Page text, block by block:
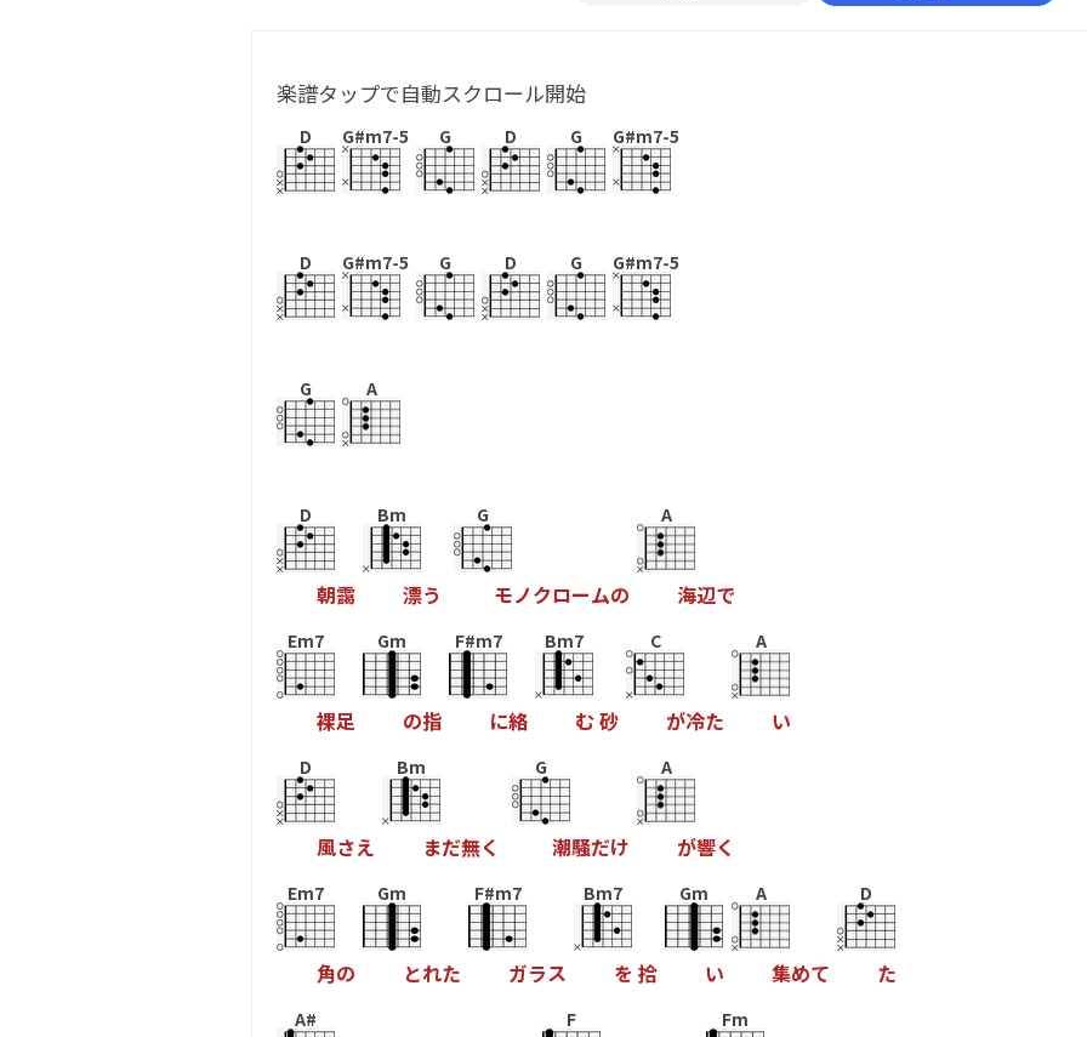
楽譜タップで自動スクロール開始
D G#m7-5 G D G G#m7-5
D G#m7-5 G D G G#m7-5
G A
D
朝靄
Bm
漂う
G
モノクロームの
A
海辺で
Em7
裸足
Gm
の指
F#m7
に絡
Bm7
む砂
C
が冷た
A
い
D
風さえ
Bm
まだ無く
G
潮騒だけ
A
が響く
Em7
角の
Gm
とれた
F#m7
ガラス
Bm7
を 拾
Gm
い
A
集めて
D
た
A# F Fm